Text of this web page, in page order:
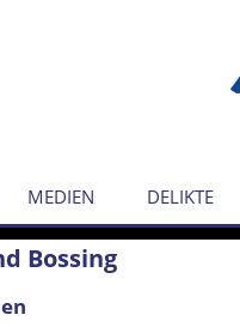
MEDIEN DELIKTE
Bossing